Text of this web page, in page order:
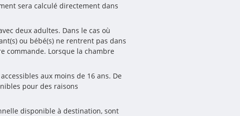
sera calculé directement dans
deux adultes. Dans le cas où
ou bébé(s) ne rentrent pas dans
commande. Lorsque la chambre
aux moins de 16 ans. De
pour des raisons
disponible à destination, sont